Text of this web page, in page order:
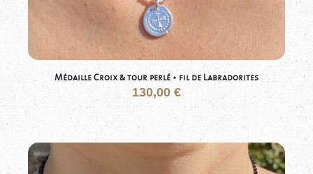
Médaille Croix & tour perlé • fil de Labradorites
130,00 €